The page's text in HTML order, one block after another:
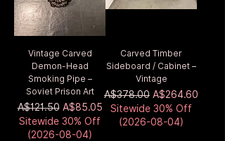
Vintage Carved
Demon-Head
Smoking Pipe –
Soviet Prison Art
通常価格
A$121.50 セール価格
A$85.05
Sitewide 30% Off
(2026-08-04)
Carved Timber
Sideboard / Cabinet –
Vintage
通常価格
A$378.00 セール価格
A$264.60
Sitewide 30% Off
(2026-08-04)